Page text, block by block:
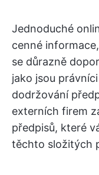
Jednoduché
cenné
se důrazně
jako jsou
dodržování
externích firem
předpisů, které
těchto složitých